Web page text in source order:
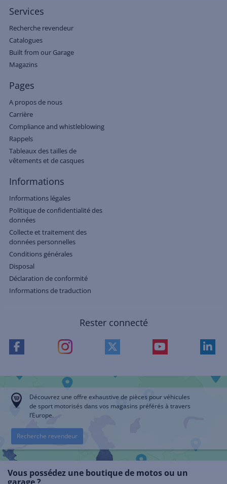
Services
Recherche revendeur
Catalogues
Built from our Garage
Magazins
Pages
A propos de nous
Carrière
Compliance and whistleblowing
Rappels
Tableaux des tailles de
vêtements et de casques
Informations
Informations légales
Politique de confidentialité des
données
Collecte et traitement des
données personnelles
Conditions générales
Disposal
Déclaration de conformité
Informations de traduction
Rester connecté
Découvrez une offre exhaustive de pièces pour véhicules
de sport motorisés dans vos magasins préférés à travers
l’Europe.
Recherche revendeur
Vous possédez une boutique de motos ou un